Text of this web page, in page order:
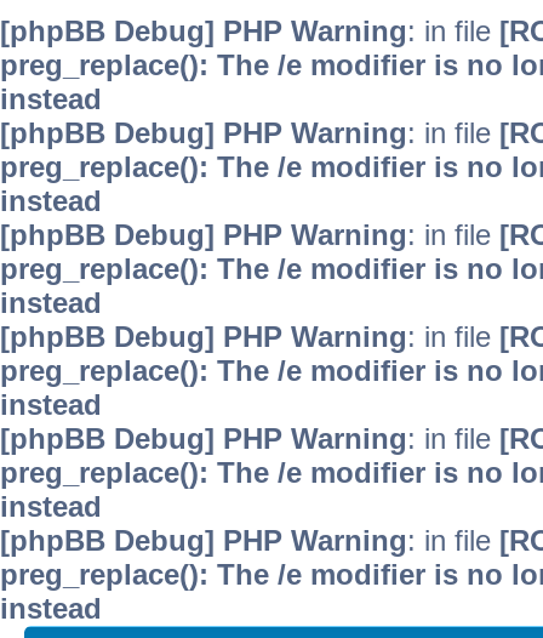
[phpBB Debug] PHP Warning: in file
preg_replace(): The /e modifier is no
instead
[phpBB Debug] PHP Warning: in file
preg_replace(): The /e modifier is no
instead
[phpBB Debug] PHP Warning: in file
preg_replace(): The /e modifier is no
instead
[phpBB Debug] PHP Warning: in file
preg_replace(): The /e modifier is no
instead
[phpBB Debug] PHP Warning: in file
preg_replace(): The /e modifier is no
instead
[phpBB Debug] PHP Warning: in file
preg_replace(): The /e modifier is no
instead